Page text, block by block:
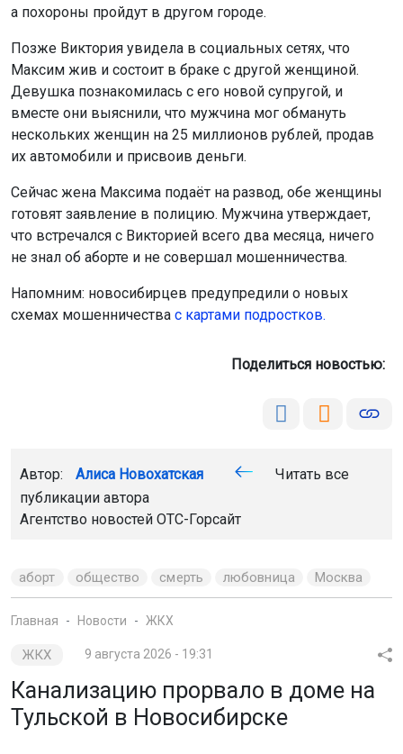
а похороны пройдут в другом городе.
Позже Виктория увидела в социальных сетях, что
Максим жив и состоит в браке с другой женщиной.
Девушка познакомилась с его новой супругой, и
вместе они выяснили, что мужчина мог обмануть
нескольких женщин на 25 миллионов рублей, продав
их автомобили и присвоив деньги.
Сейчас жена Максима подаёт на развод, обе женщины
готовят заявление в полицию. Мужчина утверждает,
что встречался с Викторией всего два месяца, ничего
не знал об аборте и не совершал мошенничества.
Напомним: новосибирцев предупредили о новых
схемах мошенничества с картами подростков.
Поделиться новостью:
Автор: Алиса Новохатская
Читать все
публикации автора
Агентство новостей ОТС-Горсайт
аборт общество смерть любовница Москва
Главная Новости ЖКХ
ЖКХ 9 августа 2026 - 19:31
Канализацию прорвало в доме на
Тульской в Новосибирске